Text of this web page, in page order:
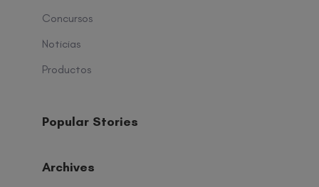
Concursos
Noticias
Productos
Popular Stories
Archives